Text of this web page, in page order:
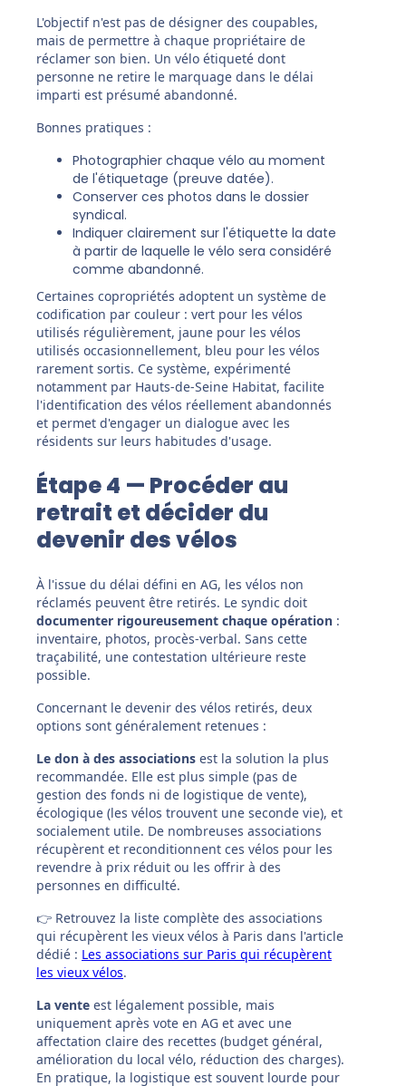
L'objectif n'est pas de désigner des coupables,
mais de permettre à chaque propriétaire de
réclamer son bien. Un vélo étiqueté dont
personne ne retire le marquage dans le délai
imparti est présumé abandonné.
Bonnes pratiques :
Photographier chaque vélo au moment
de l'étiquetage (preuve datée).
Conserver ces photos dans le dossier
syndical.
Indiquer clairement sur l'étiquette la date
à partir de laquelle le vélo sera considéré
comme abandonné.
Certaines copropriétés adoptent un système de
codification par couleur : vert pour les vélos
utilisés régulièrement, jaune pour les vélos
utilisés occasionnellement, bleu pour les vélos
rarement sortis. Ce système, expérimenté
notamment par Hauts-de-Seine Habitat, facilite
l'identification des vélos réellement abandonnés
et permet d'engager un dialogue avec les
résidents sur leurs habitudes d'usage.
Étape 4 — Procéder au
retrait et décider du
devenir des vélos
À l'issue du délai défini en AG, les vélos non
réclamés peuvent être retirés. Le syndic doit
documenter rigoureusement chaque opération :
inventaire, photos, procès-verbal. Sans cette
traçabilité, une contestation ultérieure reste
possible.
Concernant le devenir des vélos retirés, deux
options sont généralement retenues :
Le don à des associations est la solution la plus
recommandée. Elle est plus simple (pas de
gestion des fonds ni de logistique de vente),
écologique (les vélos trouvent une seconde vie), et
socialement utile. De nombreuses associations
récupèrent et reconditionnent ces vélos pour les
revendre à prix réduit ou les offrir à des
personnes en difficulté.
👉 Retrouvez la liste complète des associations
qui récupèrent les vieux vélos à Paris dans l'article
dédié : Les associations sur Paris qui récupèrent
les vieux vélos.
La vente est légalement possible, mais
uniquement après vote en AG et avec une
affectation claire des recettes (budget général,
amélioration du local vélo, réduction des charges).
En pratique, la logistique est souvent lourde pour